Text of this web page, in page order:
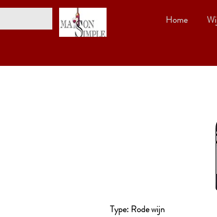
Home
Type: Rode wijn